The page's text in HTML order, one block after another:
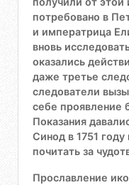
потребовано в
и императрица
вновь
оказались
даже третье
следователи
себе проявление
Показания
Синод в 1751
почитать за
Прославление